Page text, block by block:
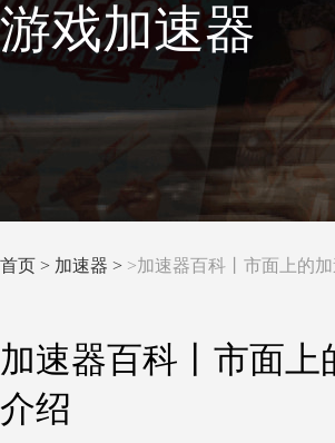
游戏加速器
首页 > 加速器 > >加速器百科丨市面上的
加速器百科丨市面
介绍